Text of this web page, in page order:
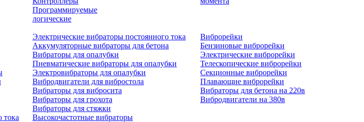
Программируемые
логические
тока
Электрические вибраторы постоянного тока
Аккумуляторные вибраторы для бетона
Вибраторы для опалубки
Пневматические вибраторы для опалубки
Электровибраторы для опалубки
Вибродвигатели для вибростола
Вибраторы для вибросита
Вибраторы для грохота
Вибраторы для стяжки
Высокочастотные вибраторы
Виброрейки
Бензиновые виброрейки
Электрические виброрейки
Телескопические виброрейки
Секционные виброрейки
Плавающие виброрейки
Вибраторы для бетона на 220в
Вибродвигатели на 380в